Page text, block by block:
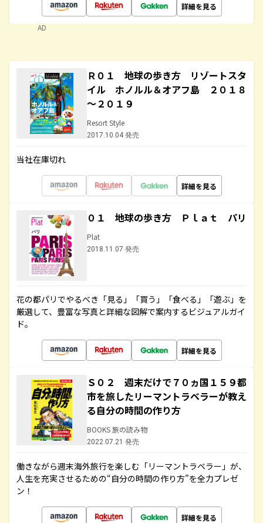
詳細を見る
AD
Ｒ０１ 地球の歩き方 リゾートスタ
イル ホノルル＆オアフ島 ２０１８
～２０１９
Resort Style
2017.10.04 発売
当社在庫切れ
詳細を見る
０１ 地球の歩き方 Ｐｌａｔ パリ
Plat
2018.11.07 発売
花の都パリでやるべき「見る」「買う」「食べる」「遊ぶ」を
厳選して、豊富な写真と詳細な図解で案内するビジュアルガイ
ド。
詳細を見る
Ｓ０２ 週末だけで７０ヵ国１５９都
市を旅したリーマントラベラーが教え
る自分の時間の作り方
BOOKS 旅の読み物
2022.07.21 発売
働きながら週末海外旅行を楽しむ「リーマントラベラー」が、
人生を充実させるための“自分の時間の作り方”を全力プレゼ
ン！
詳細を見る